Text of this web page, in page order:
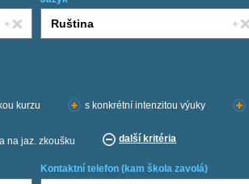
kurzu s konkrétní intenzitou výuky
na jaz. zkoušku další kritéria
Kontaktní telefon (kam škola zavolá)